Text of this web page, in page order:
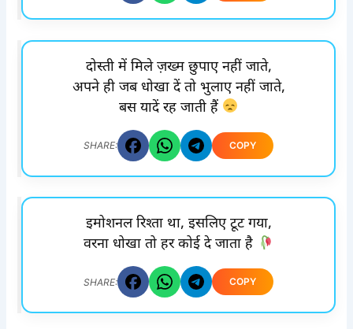
दोस्ती में मिले ज़ख्म छुपाए नहीं जाते,
अपने ही जब धोखा दें तो भुलाए नहीं जाते,
बस यादें रह जाती हैं
SHARE: COPY
इमोशनल रिश्ता था, इसलिए टूट गया,
वरना धोखा तो हर कोई दे जाता है
SHARE: COPY